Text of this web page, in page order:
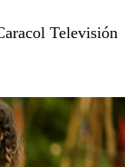
Televisión